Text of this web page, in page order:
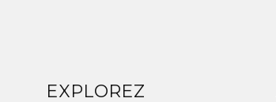
EXPLOREZ